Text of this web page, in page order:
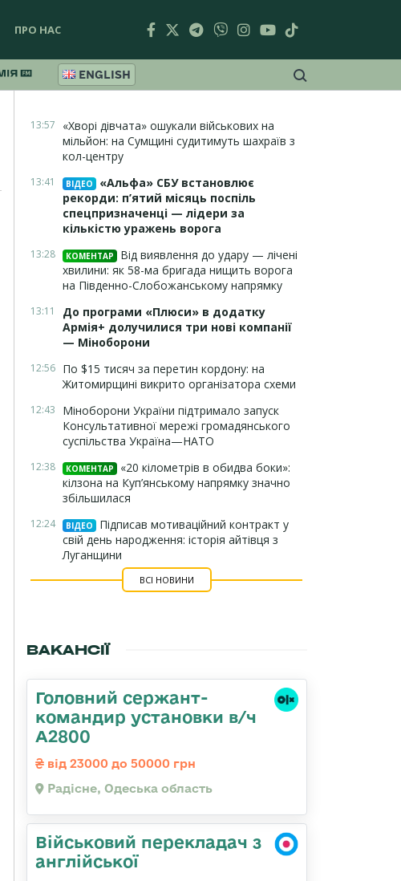
ПРО НАС
ENGLISH
13:57
«Хворі дівчата» ошукали військових на
мільйон: на Сумщині судитимуть шахраїв з
кол-центру
13:41 ВІДЕО
«Альфа» СБУ встановлює
рекорди: п’ятий місяць поспіль
спецпризначенці — лідери за
кількістю уражень ворога
13:28 КОМЕНТАР
Від виявлення до удару — лічені
хвилини: як 58-ма бригада нищить ворога
на Південно-Слобожанському напрямку
13:11
До програми «Плюси» в додатку
Армія+ долучилися три нові компанії
— Міноборони
12:56 По $15 тисяч за перетин кордону: на
Житомирщині викрито організатора схеми
12:43
Міноборони України підтримало запуск
Консультативної мережі громадянського
суспільства Україна—НАТО
12:38 КОМЕНТАР
«20 кілометрів в обидва боки»:
кілзона на Куп’янському напрямку значно
збільшилася
12:24 ВІДЕО
Підписав мотиваційний контракт у
свій день народження: історія айтівця з
Луганщини
ВСІ НОВИНИ
ВАКАНСІЇ
Головний сержант-
командир установки в/ч
А2800
від 23000 до 50000 грн
Радісне, Одеська область
Військовий перекладач з
англійської